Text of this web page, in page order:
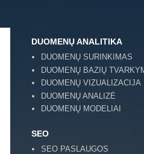
DUOMENŲ ANALITIKA
DUOMENŲ SURINKIMAS
DUOMENŲ BAZIŲ
DUOMENŲ VIZUALIZACIJA
DUOMENŲ ANALIZĖ
DUOMENŲ MODELIAI
SEO
SEO PASLAUGOS